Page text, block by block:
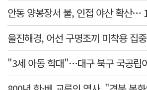
안동 양봉장서 불, 인접 야산 확산…
울진해경, 어선 구명조끼 미착용 집